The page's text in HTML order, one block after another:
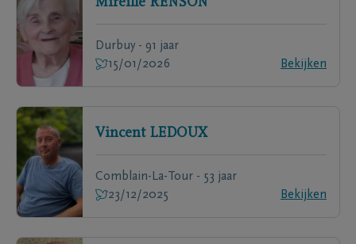
Mireille RENSON
Durbuy - 91 jaar
15/01/2026
Bekijken
Vincent LEDOUX
Comblain-La-Tour - 53 jaar
23/12/2025
Bekijken